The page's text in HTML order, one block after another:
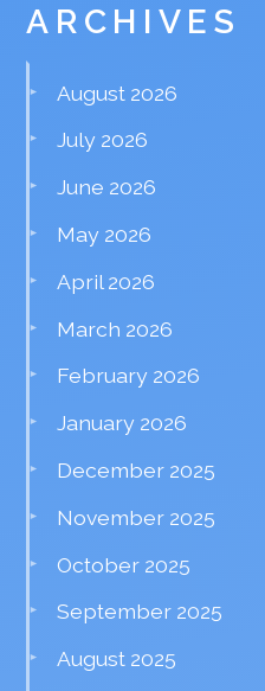
ARCHIVES
August 2026
July 2026
June 2026
May 2026
April 2026
March 2026
February 2026
January 2026
December 2025
November 2025
October 2025
September 2025
August 2025